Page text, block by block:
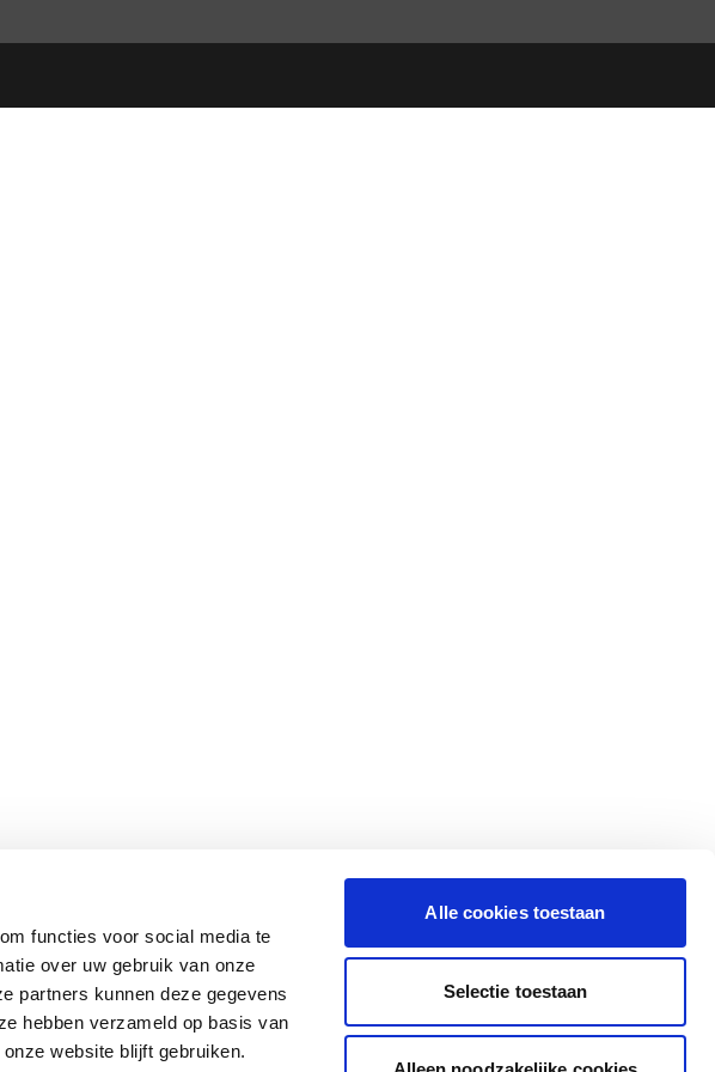
functies voor social media te
over uw gebruik van onze
partners kunnen deze gegevens
hebben verzameld op basis van
website blijft gebruiken.
Alle cookies toestaan
Selectie toestaan